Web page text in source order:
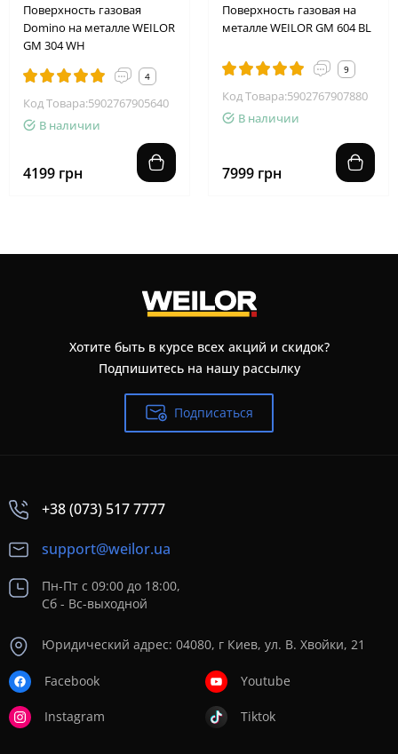
Поверхность газовая
Domino на металле WEILOR
GM 304 WH
4
Код Товара:5902767905640
В наличии
4199 грн
Поверхность газовая на
металле WEILOR GM 604 BL
9
Код Товара:5902767907880
В наличии
7999 грн
Хотите быть в курсе всех акций и скидок?
Подпишитесь на нашу рассылку
Подписаться
+38 (073) 517 7777
support@weilor.ua
Пн-Пт с 09:00 до 18:00,
Сб - Вс-выходной
Юридический адрес: 04080, г Киев, ул. В. Хвойки, 21
Facebook
Instagram
Youtube
Tiktok